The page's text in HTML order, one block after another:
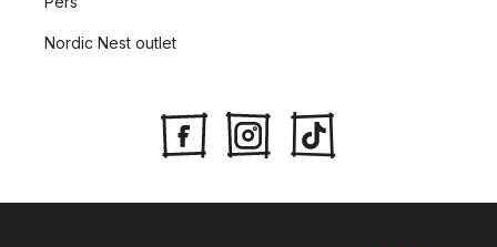
Nordic Nest outlet